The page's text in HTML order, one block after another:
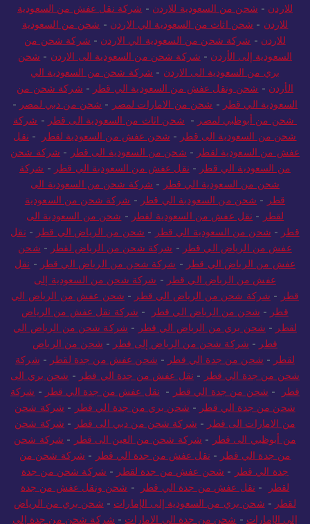
للاردن - شحن من السعودية للاردن - شركة نقل عفش من السعودية
للاردن - شحن اثاث من السعودية الي الاردن - شحن من السعودية
للاردن - شركة شحن من السعودية الي الاردن - شركة شحن من
السعودية إلى الأردن - شركة شحن من السعودية الى الاردن - شحن
بري من السعودية الى الاردن - شركة شحن من السعودية الي
الأردن - شحن ونقل عفش من السعودية الي قطر - شركة شحن من
السعودية الي قطر - شحن من الامارات لمصر - شحن من دبي لمصر -
شحن من أبوظبي لمصر - شحن اثاث من السعودية الى قطر - شركة
شحن من السعودية الى قطر - شحن عفش من السعودية لقطر - نقل
عفش من السعودية لقطر - شحن من السعودية الى قطر - شركة شحن
من السعودية الي قطر - نقل عفش من السعودية الي قطر - شركة
شحن من السعودية الي قطر - شركة شحن من السعودية الى
قطر - شحن من السعودية الي قطر - شركة شحن من السعودية
لقطر - نقل عفش من السعودية لقطر - شحن من السعودية الى
قطر - شحن من السعودية الي قطر - شحن من الرياض الي قطر - نقل
عفش من الرياض الي قطر - شركة شحن من الرياض لقطر - شحن
عفش من الرياض الي قطر - شركة شحن من الرياض الي قطر - نقل
عفش من الرياض الي قطر - شركة شحن من السعودية إلى
قطر - شركة شحن من الرياض الي قطر - شحن عفش من الرياض الي
قطر - شحن من الرياض الي قطر - شركة نقل عفش من الرياض
لقطر - شحن بري من الرياض الي قطر - شركة شحن من الرياض الي
قطر - شركة شحن من الرياض إلى قطر - شحن من الرياض
لقطر - شحن من جدة الي قطر - شحن عفش من جدة لقطر - شركة
شحن من جدة الي قطر - نقل عفش من جدة الي قطر - شحن بري الى
قطر
- شحن من جدة الي قطر - نقل عفش من جدة الي قطر - شركة
شحن من جدة الي قطر - شحن بري من جدة الي قطر - شركة شحن
من الامارات الى قطر - شركة شحن من دبي الى قطر - شركة شحن
من أبوظبي الى قطر - شركة شحن من العين الى قطر - شركة شحن
من جدة الي قطر - نقل عفش من جدة الي قطر - شركة شحن من
جدة الي قطر - شحن عفش من جدة لقطر - شركة شحن من جدة
لقطر
- نقل عفش من جدة الي قطر - شحن ونقل عفش من جدة
لقطر - شحن بري من السعودية إلى الإمارات - شحن بري من الرياض
إلى الإمارات - شحن من جدة الى الامارات - شركة شحن من جدة إلى